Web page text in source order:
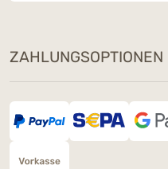
ZAHLUNGSOPTIONEN